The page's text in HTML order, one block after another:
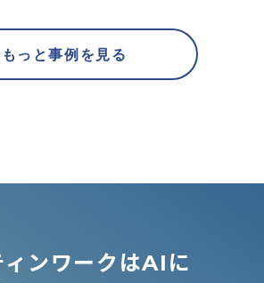
もっと事例を見る
ィンワークはAIに